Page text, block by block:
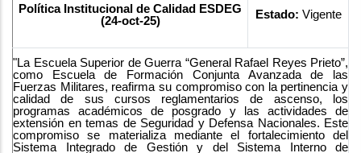
Política Institucional de Calidad ESDEG
(24-oct-25)
Estado: Vigente
"La Escuela Superior de Guerra “General Rafael Reyes Prieto”,
como Escuela de Formación Conjunta Avanzada de las
Fuerzas Militares, reafirma su compromiso con la pertinencia y
calidad de sus cursos reglamentarios de ascenso, los
programas académicos de posgrado y las actividades de
extensión en temas de Seguridad y Defensa Nacionales. Este
compromiso se materializa mediante el fortalecimiento del
Sistema Integrado de Gestión y del Sistema Interno de